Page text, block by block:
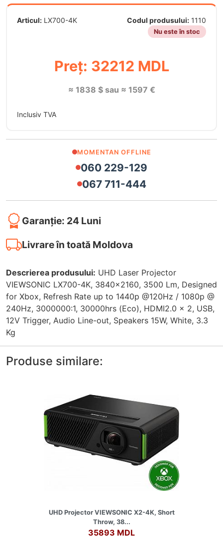
Articul: LX700-4K Codul produsului: 1110
Nu este în stoc
Preț: 32212 MDL
≈ 1838 $ sau ≈ 1597 €
Inclusiv TVA
MOMENTAN OFFLINE
060 229-129
067 711-444
Garanție: 24 Luni
Livrare în toată Moldova
Descrierea produsului: UHD Laser Projector
VIEWSONIC LX700-4K, 3840x2160, 3500 Lm, Designed
for Xbox, Refresh Rate up to 1440p @120Hz / 1080p @
240Hz, 3000000:1, 30000hrs (Eco), HDMI2.0 x 2, USB,
12V Trigger, Audio Line-out, Speakers 15W, White, 3.3
Kg
Produse similare:
UHD Projector VIEWSONIC X2-4K, Short
Throw, 38...
35893 MDL